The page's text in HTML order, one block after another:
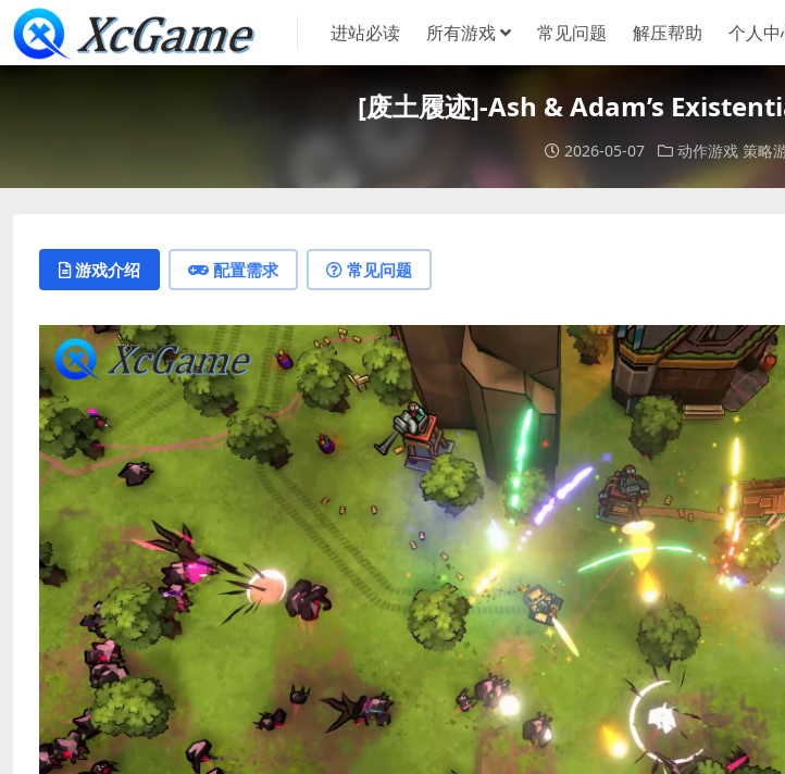
进站必读 所有游戏 常见问题 解压帮助 个人中
[废土履迹]-Ash & Adam’s
2026-05-07 动作游戏 策略
游戏介绍 配置需求 常见问题